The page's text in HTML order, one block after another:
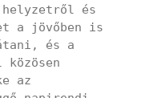
és
a jövőben is
és a
az